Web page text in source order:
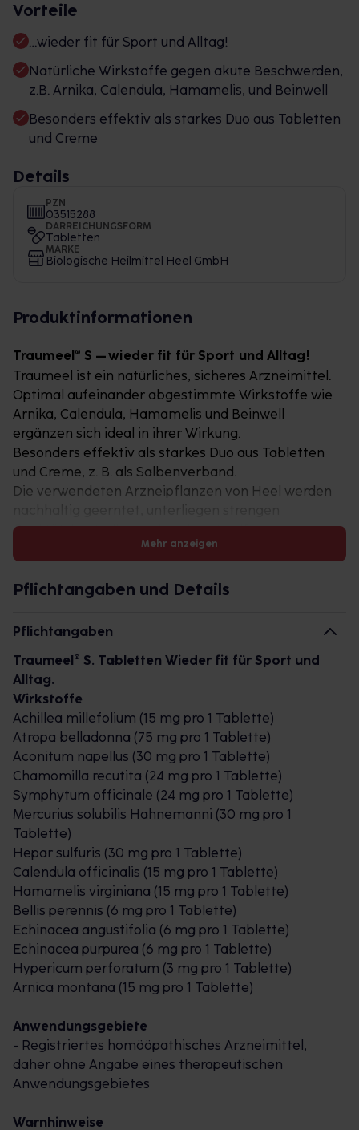
Vorteile
…wieder fit für Sport und Alltag!
Natürliche Wirkstoffe gegen akute Beschwerden,
z.B. Arnika, Calendula, Hamamelis, und Beinwell
Besonders effektiv als starkes Duo aus Tabletten
und Creme
Details
PZN
03515288
DARREICHUNGSFORM
Tabletten
MARKE
Biologische Heilmittel Heel GmbH
Produktinformationen
Traumeel® S – wieder fit für Sport und Alltag!
Traumeel ist ein natürliches, sicheres Arzneimittel.
Optimal aufeinander abgestimmte Wirkstoffe wie
Arnika, Calendula, Hamamelis und Beinwell
ergänzen sich ideal in ihrer Wirkung.
Besonders effektiv als starkes Duo aus Tabletten
und Creme, z. B. als Salbenverband.
Die verwendeten Arzneipflanzen von Heel werden
Qualitätskontrollen und sind pestizidfrei.
Traumeel sollte in keiner Hausapotheke fehlen.
Nicht nur junge Menschen, sondern auch die
bleiben und sich regelmäßig bewegen, so eine
Internisten. Bewegung stärkt fast alle Organe im
Körper in ihrer Funktion, und somit wird das
Erkrankungsrisiko gesenkt. Egal ob beim Ausflug in
der Natur, beim Wandern, Radfahren oder
Schwimmen – Bewegung stärkt uns und unsere
Gesundheit nachhaltig. Für den Einstieg in die
tägliche Aktivität ist es nie zu spät. Treten
Beschwerden auf, setzen viele Menschen auf
natürliche Wirkstoffe, wie Kombinationen aus
Arnika, Calendula, Hamamelis und Beinwell.
Dosierung und Art der Anwendung
Traumeel® S Creme
Traumeel® S Creme kann drei Mal täglich auf die
betroffenen Stellen aufgetragen werden. Besonders
bewährt hat sich die Anwendung als Salbenverband
über die Nacht. Hierzu die Creme dick auf die
Baumwoll-Verband umwickeln.
Traumeel® S Tabletten
Soweit nicht anders verordnet, drei Mal täglich eine
kann bei Bedarf auch über einen längeren Zeitraum
Mehr anzeigen
Pflichtangaben und Details
Pflichtangaben
Traumeel® S. Tabletten Wieder fit für Sport und
Alltag.
Wirkstoffe
Achillea millefolium (15 mg pro 1 Tablette)
Atropa belladonna (75 mg pro 1 Tablette)
Aconitum napellus (30 mg pro 1 Tablette)
Chamomilla recutita (24 mg pro 1 Tablette)
Symphytum officinale (24 mg pro 1 Tablette)
Mercurius solubilis Hahnemanni (30 mg pro 1
Tablette)
Hepar sulfuris (30 mg pro 1 Tablette)
Calendula officinalis (15 mg pro 1 Tablette)
Hamamelis virginiana (15 mg pro 1 Tablette)
Bellis perennis (6 mg pro 1 Tablette)
Echinacea angustifolia (6 mg pro 1 Tablette)
Echinacea purpurea (6 mg pro 1 Tablette)
Hypericum perforatum (3 mg pro 1 Tablette)
Arnica montana (15 mg pro 1 Tablette)
Anwendungsgebiete
- Registriertes homööpathisches Arzneimittel,
daher ohne Angabe eines therapeutischen
Anwendungsgebietes
Warnhinweise